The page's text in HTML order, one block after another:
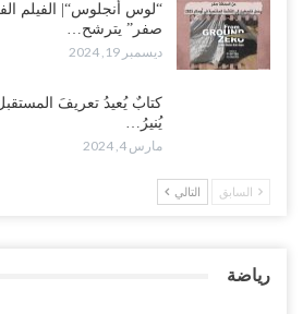
“لوس أنجلوس“| الفيلم
صفر” يترشح…
ديسمبر 19, 2024
كتابٌ يُعيدُ تعريفَ
يُنيرُ…
مارس 4, 2024
السابق التالي
رياضة